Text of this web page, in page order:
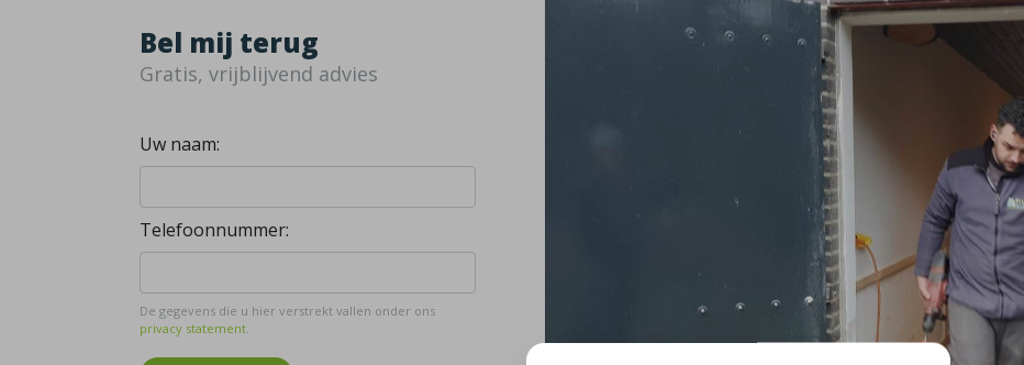
Bel mij terug
Gratis, vrijblijvend advies
Uw naam:
Telefoonnummer:
De gegevens die u hier verstrekt vallen onder ons
privacy statement.